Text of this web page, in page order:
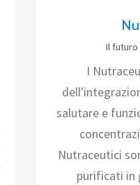
Il
I
salutare e
Nutraceutici
purificati in